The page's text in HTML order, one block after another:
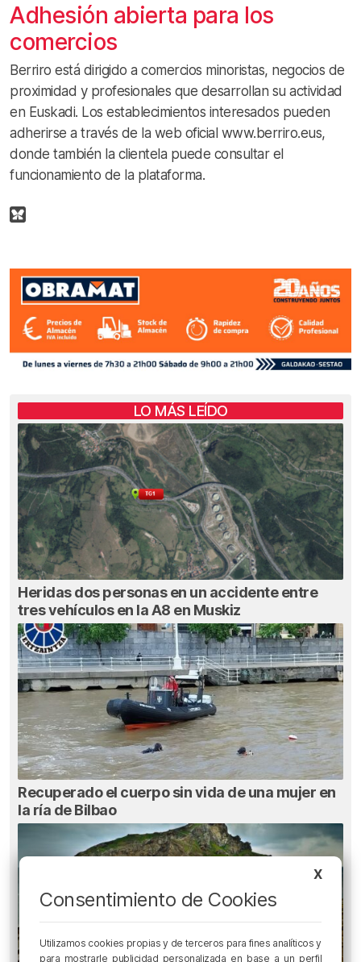
Adhesión abierta para los
comercios
Berriro está dirigido a comercios minoristas, negocios de
proximidad y profesionales que desarrollan su actividad
en Euskadi. Los establecimientos interesados pueden
adherirse a través de la web oficial www.berriro.eus,
donde también la clientela puede consultar el
funcionamiento de la plataforma.
LO MÁS LEÍDO
Heridas dos personas en un accidente entre
tres vehículos en la A8 en Muskiz
Recuperado el cuerpo sin vida de una mujer en
la ría de Bilbao
X
Consentimiento de Cookies
Utilizamos cookies propias y de terceros para fines analíticos y
para mostrarle publicidad personalizada en base a un perfil